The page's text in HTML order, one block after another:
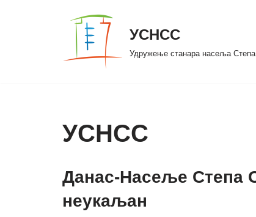
УСНСС
Удружење станара насеља
УСНСС
Данас-Насеље Степа
неукаљан